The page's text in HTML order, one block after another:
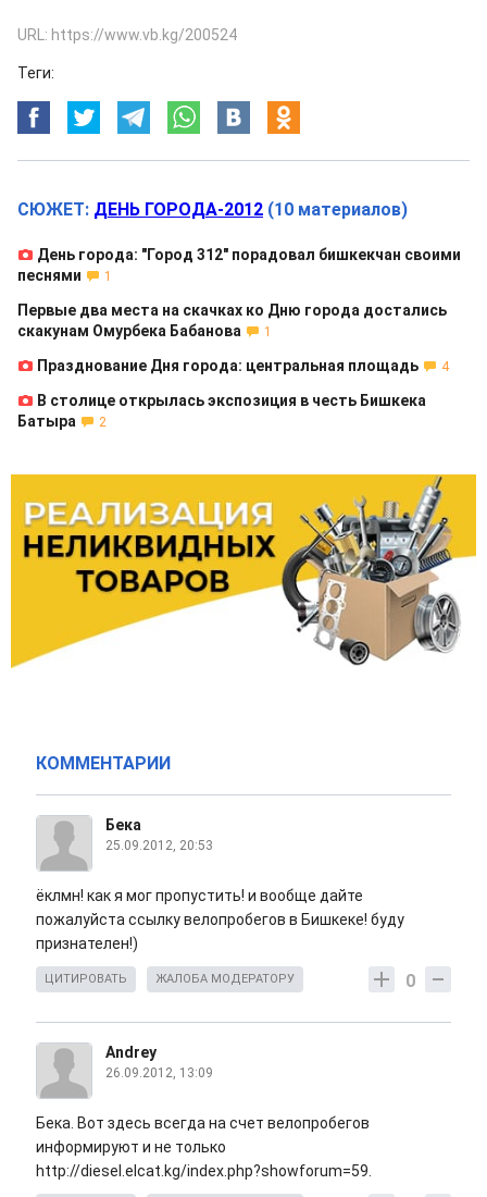
URL: https://www.vb.kg/200524
Теги:
СЮЖЕТ: ДЕНЬ ГОРОДА-2012 (10 материалов)
День города: "Город 312" порадовал бишкекчан своими
песнями
1
Первые два места на скачках ко Дню города достались
скакунам Омурбека Бабанова
1
Празднование Дня города: центральная площадь 4
В столице открылась экспозиция в честь Бишкека
Батыра
2
КОММЕНТАРИИ
Бека
25.09.2012, 20:53
ёклмн! как я мог пропустить! и вообще дайте
пожалуйста ссылку велопробегов в Бишкеке! буду
признателен!)
0
ЦИТИРОВАТЬ ЖАЛОБА МОДЕРАТОРУ
Andrey
26.09.2012, 13:09
Бека. Вот здесь всегда на счет велопробегов
информируют и не только
http://diesel.elcat.kg/index.php?showforum=59.